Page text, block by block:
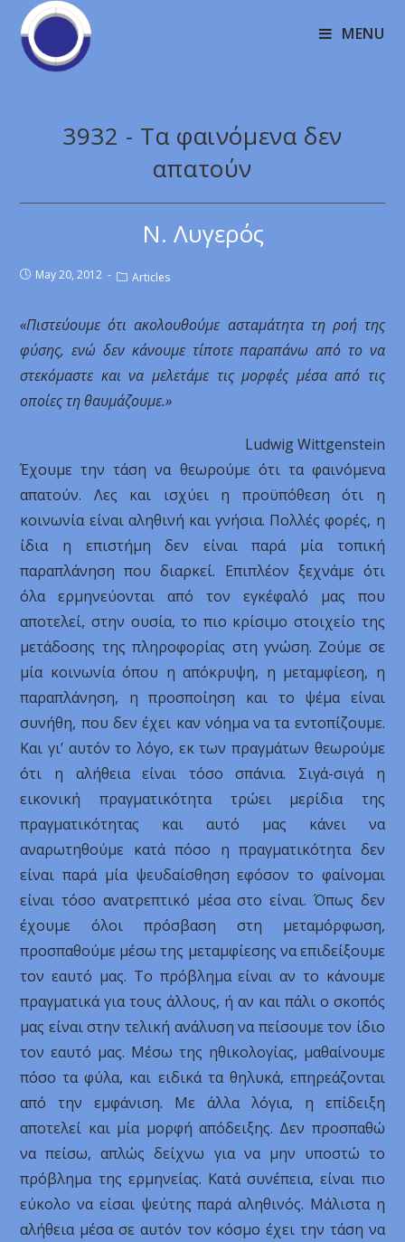
MENU
3932 - Τα φαινόμενα δεν
απατούν
Ν. Λυγερός
May 20, 2012 Articles
«Πιστεύουμε ότι ακολουθούμε ασταμάτητα τη ροή της
φύσης, ενώ δεν κάνουμε τίποτε παραπάνω από το να
στεκόμαστε και να μελετάμε τις μορφές μέσα από τις
οποίες τη θαυμάζουμε.»
Ludwig Wittgenstein
Έχουμε την τάση να θεωρούμε ότι τα φαινόμενα
απατούν. Λες και ισχύει η προϋπόθεση ότι η
κοινωνία είναι αληθινή και γνήσια. Πολλές φορές, η
ίδια η επιστήμη δεν είναι παρά μία τοπική
παραπλάνηση που διαρκεί. Επιπλέον ξεχνάμε ότι
όλα ερμηνεύονται από τον εγκέφαλό μας που
αποτελεί, στην ουσία, το πιο κρίσιμο στοιχείο της
μετάδοσης της πληροφορίας στη γνώση. Ζούμε σε
μία κοινωνία όπου η απόκρυψη, η μεταμφίεση, η
παραπλάνηση, η προσποίηση και το ψέμα είναι
συνήθη, που δεν έχει καν νόημα να τα εντοπίζουμε.
Και γι’ αυτόν το λόγο, εκ των πραγμάτων θεωρούμε
ότι η αλήθεια είναι τόσο σπάνια. Σιγά-σιγά η
εικονική πραγματικότητα τρώει μερίδια της
πραγματικότητας και αυτό μας κάνει να
αναρωτηθούμε κατά πόσο η πραγματικότητα δεν
είναι παρά μία ψευδαίσθηση εφόσον το φαίνομαι
είναι τόσο ανατρεπτικό μέσα στο είναι. Όπως δεν
έχουμε όλοι πρόσβαση στη μεταμόρφωση,
προσπαθούμε μέσω της μεταμφίεσης να επιδείξουμε
τον εαυτό μας. Το πρόβλημα είναι αν το κάνουμε
πραγματικά για τους άλλους, ή αν και πάλι ο σκοπός
μας είναι στην τελική ανάλυση να πείσουμε τον ίδιο
τον εαυτό μας. Μέσω της ηθικολογίας, μαθαίνουμε
πόσο τα φύλα, και ειδικά τα θηλυκά, επηρεάζονται
από την εμφάνιση. Με άλλα λόγια, η επίδειξη
αποτελεί και μία μορφή απόδειξης. Δεν προσπαθώ
να πείσω, απλώς δείχνω για να μην υποστώ το
πρόβλημα της ερμηνείας. Κατά συνέπεια, είναι πιο
εύκολο να είσαι ψεύτης παρά αληθινός. Μάλιστα η
αλήθεια μέσα σε αυτόν τον κόσμο έχει την τάση να